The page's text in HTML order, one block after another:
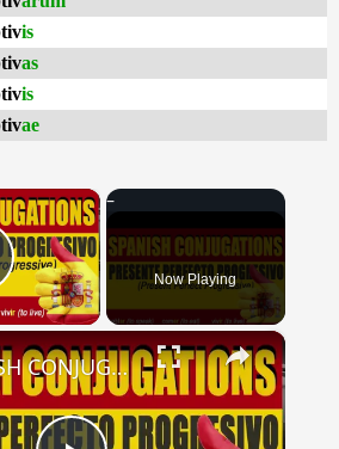
is
as
is
ae
×
Video Now Playing
×
SPANISH CONJUGATIONS: Present Perfect Progressive (Presente Perfecto Progresivo)